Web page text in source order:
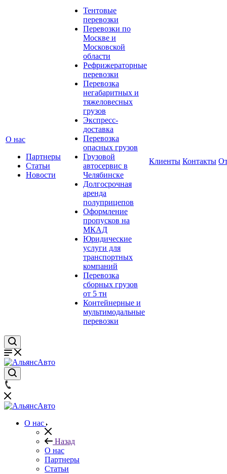
О нас
Партнеры
Статьи
Новости
Тентовые
перевозки
Перевозки по
Москве и
Московской
области
Рефрижераторные
перевозки
Перевозка
негабаритных и
тяжеловесных
грузов
Экспресс-
доставка
Перевозка
опасных грузов
Грузовой
автосервис в
Челябинске
Долгосрочная
аренда
полуприцепов
Оформление
пропусков на
МКАД
Юридические
услуги для
транспортных
компаний
Перевозка
сборных грузов
от 5 тн
Контейнерные и
мультимодальные
перевозки
Клиенты Контакты
О нас
Назад
О нас
Партнеры
Статьи